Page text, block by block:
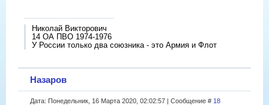
Николай Викторович
14 ОА ПВО 1974-1976
У России только два союзника - это Армия и Флот
Назаров
Дата: Понедельник, 16 Марта 2020, 02:02:57 | Сообщение # 18